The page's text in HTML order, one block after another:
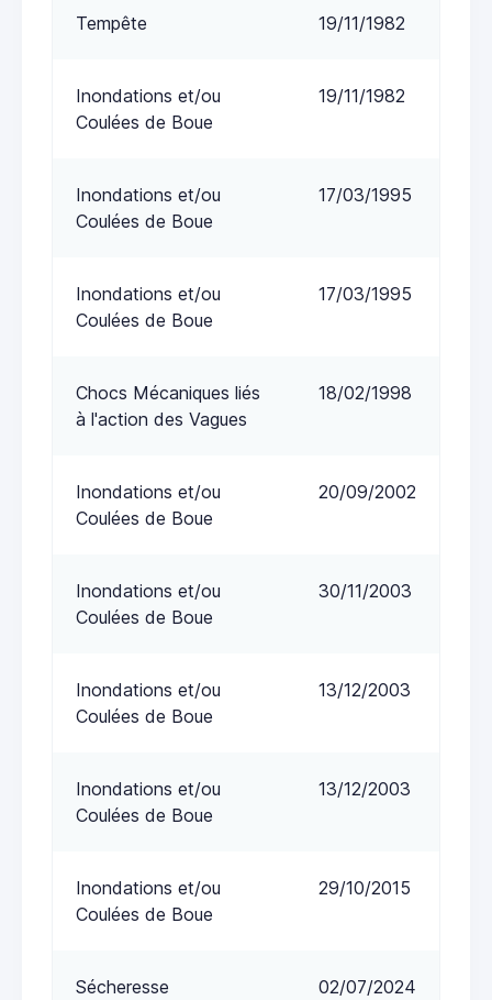
Tempête 19/11/1982
Inondations et/ou
Coulées de Boue
19/11/1982
Inondations et/ou
Coulées de Boue
17/03/1995
Inondations et/ou
Coulées de Boue
17/03/1995
Chocs Mécaniques liés
à l'action des Vagues
18/02/1998
Inondations et/ou
Coulées de Boue
20/09/2002
Inondations et/ou
Coulées de Boue
30/11/2003
Inondations et/ou
Coulées de Boue
13/12/2003
Inondations et/ou
Coulées de Boue
13/12/2003
Inondations et/ou
Coulées de Boue
29/10/2015
Sécheresse 02/07/2024